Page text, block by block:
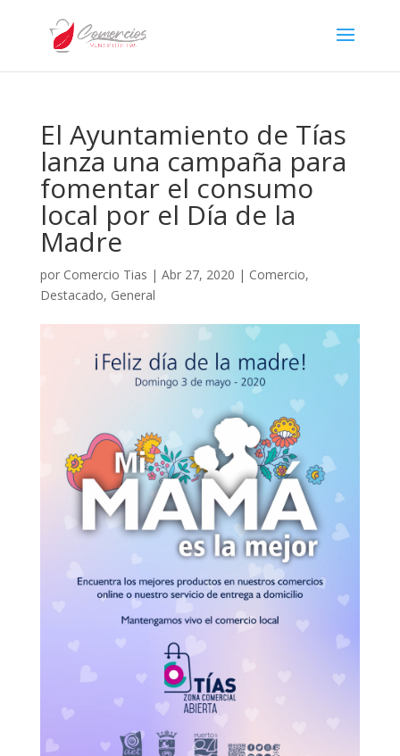
El Ayuntamiento de Tías
lanza una campaña para
fomentar el consumo
local por el Día de la
Madre
por Comercio Tias | Abr 27, 2020 | Comercio,
Destacado, General